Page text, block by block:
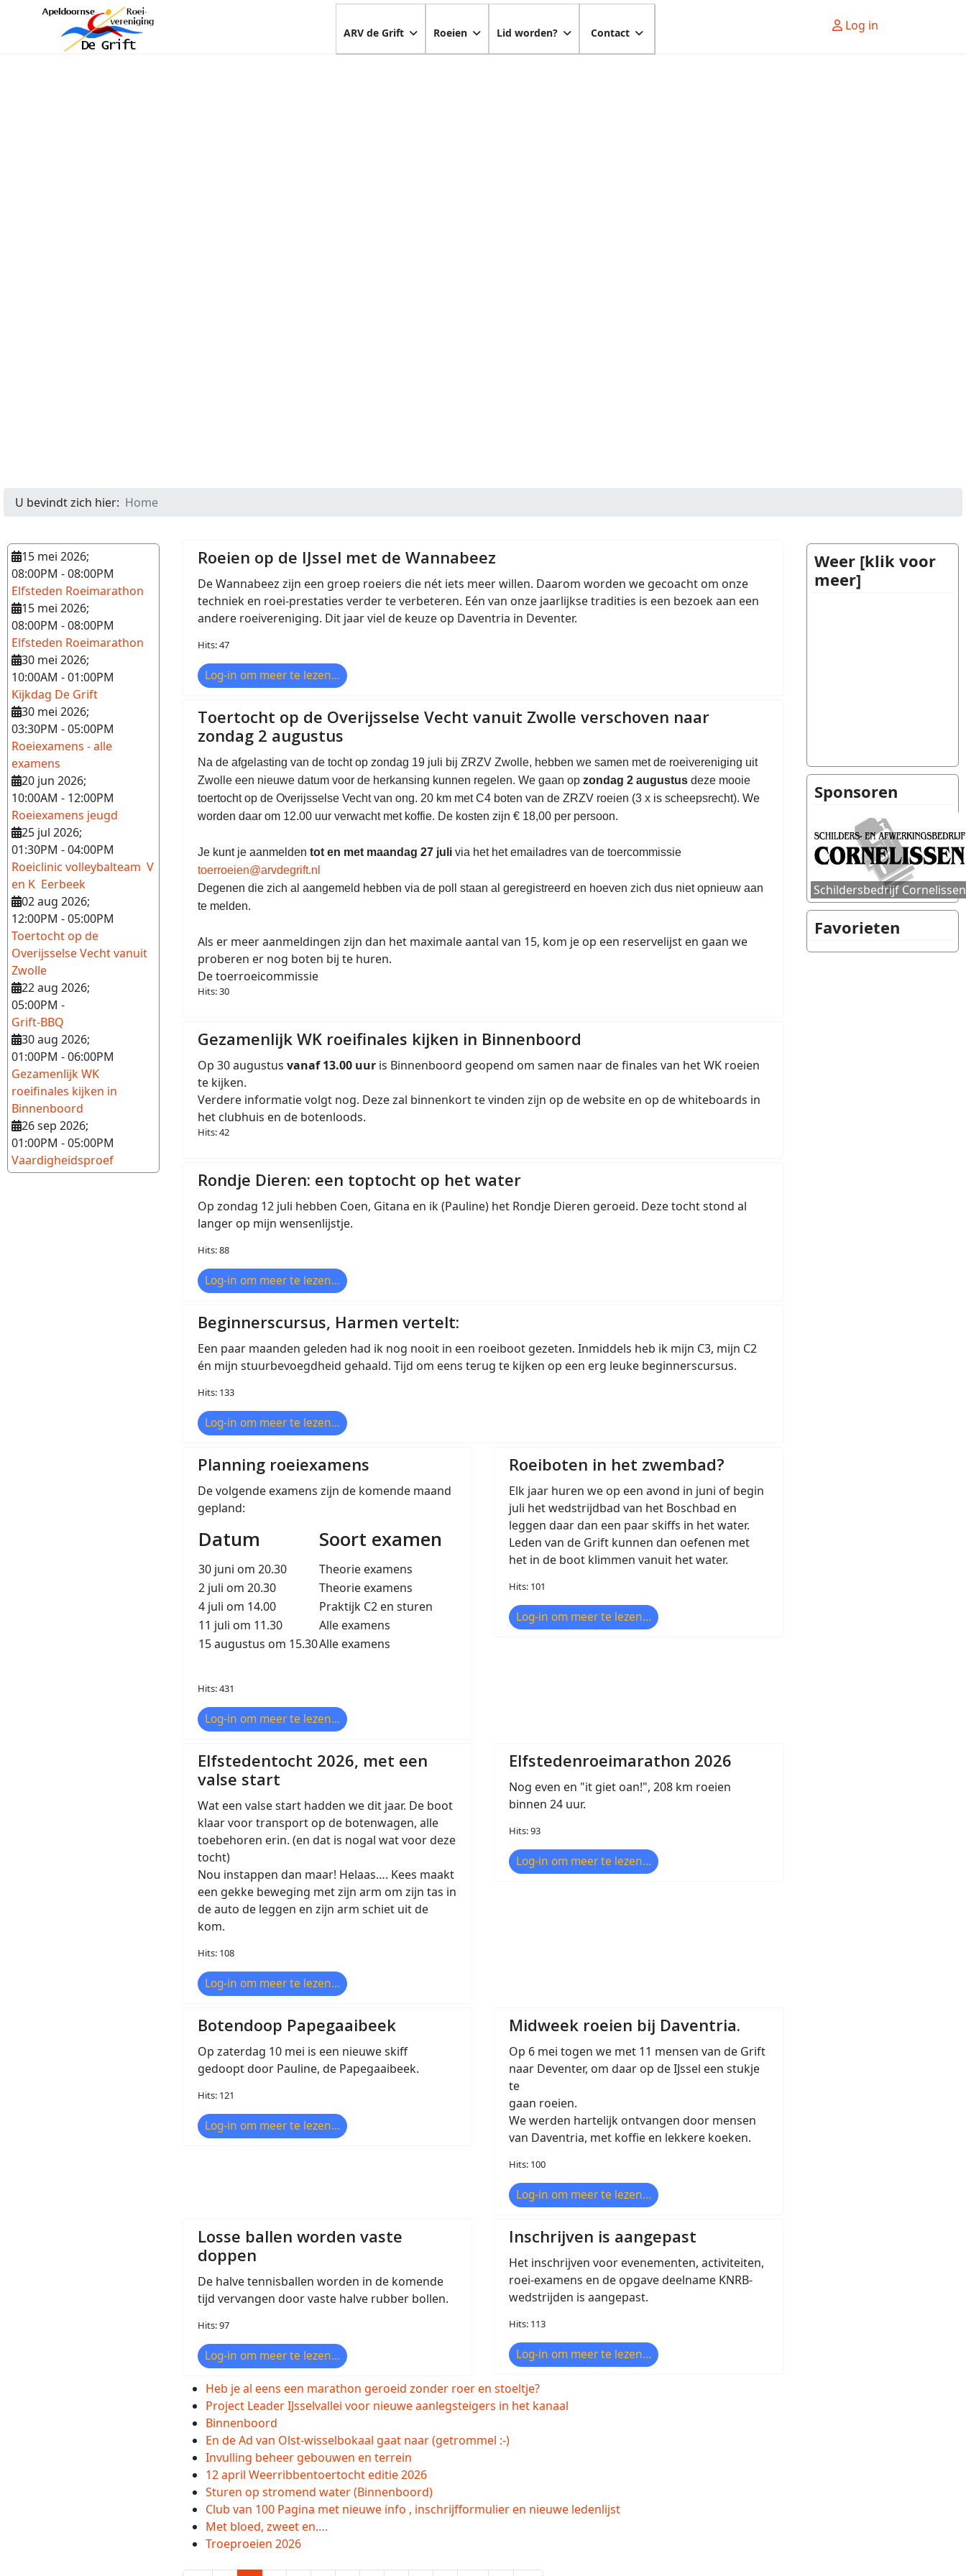
ARV de Grift Roeien Lid worden? Contact Log in
U bevindt zich hier: Home
15 mei 2026;
08:00PM -08:00PM
Elfsteden Roeimarathon
15 mei 2026;
08:00PM -08:00PM
Elfsteden Roeimarathon
30 mei 2026;
10:00AM -01:00PM
Kijkdag De Grift
30 mei 2026;
03:30PM -05:00PM
Roeiexamens - alle
examens
20 jun 2026;
10:00AM - 12:00PM
Roeiexamens jeugd
25 jul 2026;
01:30PM -04:00PM
Roeiclinic volleybalteam V
en K Eerbeek
02 aug 2026;
12:00PM -05:00PM
Toertocht op de
Overijsselse Vecht vanuit
Zwolle
22 aug 2026;
05:00PM -
Grift-BBQ
30 aug 2026;
01:00PM -06:00PM
Gezamenlijk WK
roeifinales kijken in
Binnenboord
26 sep 2026;
01:00PM -05:00PM
Vaardigheidsproef
Roeien op de IJssel met de Wannabeez
De Wannabeez zijn een groep roeiers die nét iets meer willen. Daarom worden we gecoacht om onze
techniek en roei-prestaties verder te verbeteren. Eén van onze jaarlijkse tradities is een bezoek aan een
andere roeivereniging. Dit jaar viel de keuze op Daventria in Deventer.
Hits: 47
Log-in om meer te lezen...
Toertocht op de Overijsselse Vecht vanuit Zwolle verschoven naar
zondag 2 augustus
Na de afgelasting van de tocht op zondag 19 juli bij ZRZV Zwolle, hebben we samen met de roeivereniging uit
Zwolle een nieuwe datum voor de herkansing kunnen regelen. We gaanopzondag 2 augustus deze mooie
toertocht op de Overijsselse Vecht van ong. 20 km met C4 boten van de ZRZV roeien (3 x is scheepsrecht). We
worden daarom 12.00 uur verwacht met koffie. De kosten zijn € 18,00 per persoon.
Je kunt je aanmeldentot en met maandag 27 juli via het het emailadres van de toercommissie
toerroeien@arvdegrift.nl
Degenen die zich al aangemeld hebben via de poll staan al geregistreerd en hoeven zich dus niet opnieuw aan
te melden.
Als er meer aanmeldingen zijn dan het maximale aantal van 15, kom je op een reservelijst en gaan we
proberen er nog boten bij te huren.
De toerroeicommissie
Hits: 30
Gezamenlijk WK roeifinales kijken in Binnenboord
Op 30 augustus vanaf13.00 uur is Binnenboord geopend om samen naar de finales van het WK roeien
te kijken.
Verdere informatie volgt nog. Deze zal binnenkort te vinden zijn op de website en op de whiteboards in
het clubhuis en de botenloods.
Hits: 42
Rondje Dieren: een toptocht op het water
Op zondag 12 juli hebben Coen, Gitana en ik (Pauline) het Rondje Dieren geroeid. Deze tocht stond al
langer op mijn wensenlijstje.
Hits: 88
Log-in om meer te lezen...
Beginnerscursus, Harmen vertelt:
Een paar maanden geleden had ik nog nooit in een roeiboot gezeten. Inmiddels heb ik mijn C3, mijn C2
én mijn stuurbevoegdheid gehaald. Tijd om eens terug te kijken op een erg leuke beginnerscursus.
Hits: 133
Log-in om meer te lezen...
Planning roeiexamens
De volgende examens zijn de komende maand
gepland:
Datum Soort examen
30 juni om 20.30
Theorie examens
2 juli om 20.30
Theorie examens
4 juli om 14.00
Praktijk C2 en sturen
11 juli om 11.30
Alle examens
15 augustus om 15.30Alle examens
Hits: 431
Log-in om meer te lezen...
Roeiboten in het zwembad?
Elk jaar huren we op een avond in juni of begin
juli het wedstrijdbad van het Boschbad en
leggen daar dan een paar skiffs in het water.
Leden van de Grift kunnen dan oefenen met
het in de boot klimmen vanuit het water.
Hits: 101
Log-in om meer te lezen...
Elfstedentocht 2026, met een
valse start
Wat een valse start hadden we dit jaar. De boot
klaar voor transport op de botenwagen, alle
toebehoren erin. (en dat is nogal wat voor deze
tocht)
Nou instappen dan maar! Helaas…. Kees maakt
een gekke beweging met zijn arm om zijn tas in
de auto de leggen en zijn arm schiet uit de
kom.
Hits: 108
Log-in om meer te lezen...
Elfstedenroeimarathon 2026
Nog even en "it giet oan!", 208 km roeien
binnen 24 uur.
Hits: 93
Log-in om meer te lezen...
Botendoop Papegaaibeek
Op zaterdag 10 mei is een nieuwe skiff
gedoopt door Pauline, de Papegaaibeek.
Hits: 121
Log-in om meer te lezen...
Midweek roeien bij Daventria.
Op 6 mei togen we met 11 mensen van de Grift
naar Deventer, om daar op de IJssel een stukje
te
gaan roeien.
We werden hartelijk ontvangen door mensen
van Daventria, met koffie en lekkere koeken.
Hits: 100
Log-in om meer te lezen...
Losse ballen worden vaste
doppen
De halve tennisballen worden in de komende
tijd vervangen door vaste halve rubber bollen.
Hits: 97
Log-in om meer te lezen...
Inschrijven is aangepast
Het inschrijven voor evenementen, activiteiten,
roei-examens en de opgave deelname KNRB-
wedstrijden is aangepast.
Hits: 113
Log-in om meer te lezen...
Heb je al eens een marathon geroeid zonder roer en stoeltje?
Project Leader IJsselvallei voor nieuwe aanlegsteigers in het kanaal
Binnenboord
En de Ad van Olst-wisselbokaal gaat naar (getrommel :-)
Invulling beheer gebouwen en terrein
12 april Weerribbentoertocht editie 2026
Sturen op stromend water (Binnenboord)
Club van 100 Pagina met nieuwe info , inschrijfformulier en nieuwe ledenlijst
Met bloed, zweet en….
Troeproeien 2026
Weer [klik voor
meer]
Sponsoren
Favorieten